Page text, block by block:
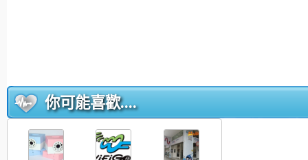
你可能喜歡....